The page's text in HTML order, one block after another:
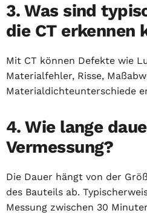
3. Was sind
die CT erkennen
Mit CT können Defekte wie
Materialfehler, Risse,
Materialdichteunterschiede
4. Wie lange
Vermessung?
Die Dauer hängt von der
des Bauteils ab.
Messung zwischen 30